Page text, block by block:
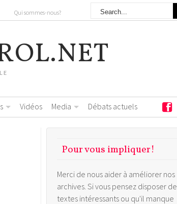
Qui sommes-nous?
Vidéos Media Débats actuels
Pour vous impliquer!
Merci de nous aider à améliorer nos
archives. Si vous pensez disposer de
textes intéressants ou qu'il manque